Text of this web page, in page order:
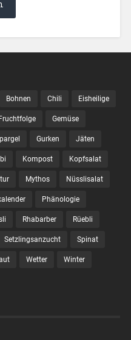
Bohnen Chili Eisheilige
Fruchtfolge Gemüse
Gurken Jäten
Kompost Kopfsalat
Mythos Nüsslisalat
Phänologie
Rhabarber Rüebli
Setzlingsanzucht Spinat
Wetter Winter